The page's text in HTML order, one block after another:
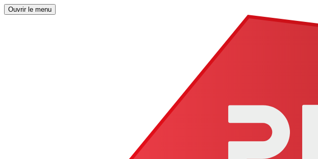
Ouvrir le menu